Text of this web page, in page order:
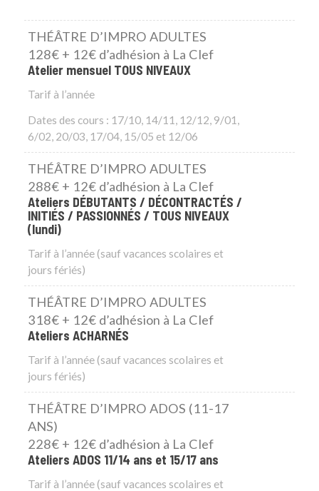
THÉÂTRE D’IMPRO ADULTES
128€ + 12€ d’adhésion à La Clef
Atelier mensuel TOUS NIVEAUX
Tarif à l’année
Dates des cours : 17/10, 14/11, 12/12, 9/01,
6/02, 20/03, 17/04, 15/05 et 12/06
THÉÂTRE D’IMPRO ADULTES
288€ + 12€ d’adhésion à La Clef
Ateliers DÉBUTANTS / DÉCONTRACTÉS /
INITIÉS / PASSIONNÉS / TOUS NIVEAUX
(lundi)
Tarif à l’année (sauf vacances scolaires et
jours fériés)
THÉÂTRE D’IMPRO ADULTES
318€ + 12€ d’adhésion à La Clef
Ateliers ACHARNÉS
Tarif à l’année (sauf vacances scolaires et
jours fériés)
THÉÂTRE D’IMPRO ADOS (11-17
ANS)
228€ + 12€ d’adhésion à La Clef
Ateliers ADOS 11/14 ans et 15/17 ans
Tarif à l’année (sauf vacances scolaires et